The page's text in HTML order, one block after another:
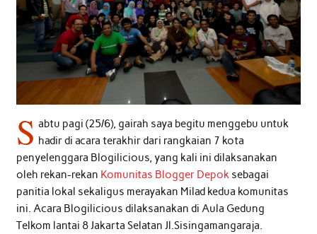
S abtu pagi (25/6), gairah saya begitu menggebu untuk
hadir di acara terakhir dari rangkaian 7 kota
penyelenggara Blogilicious, yang kali ini dilaksanakan
oleh rekan-rekan Komunitas Blogger Depok sebagai
panitia lokal sekaligus merayakan Milad kedua komunitas
ini. Acara Blogilicious dilaksanakan di Aula Gedung
Telkom lantai 8 Jakarta Selatan Jl.Sisingamangaraja.